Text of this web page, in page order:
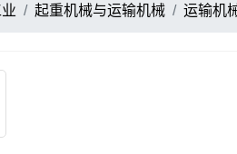
起重机械与运输机械 运输机